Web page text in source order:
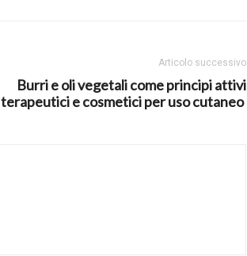
Articolo successivo
Burri e oli vegetali come principi attivi
terapeutici e cosmetici per uso cutaneo